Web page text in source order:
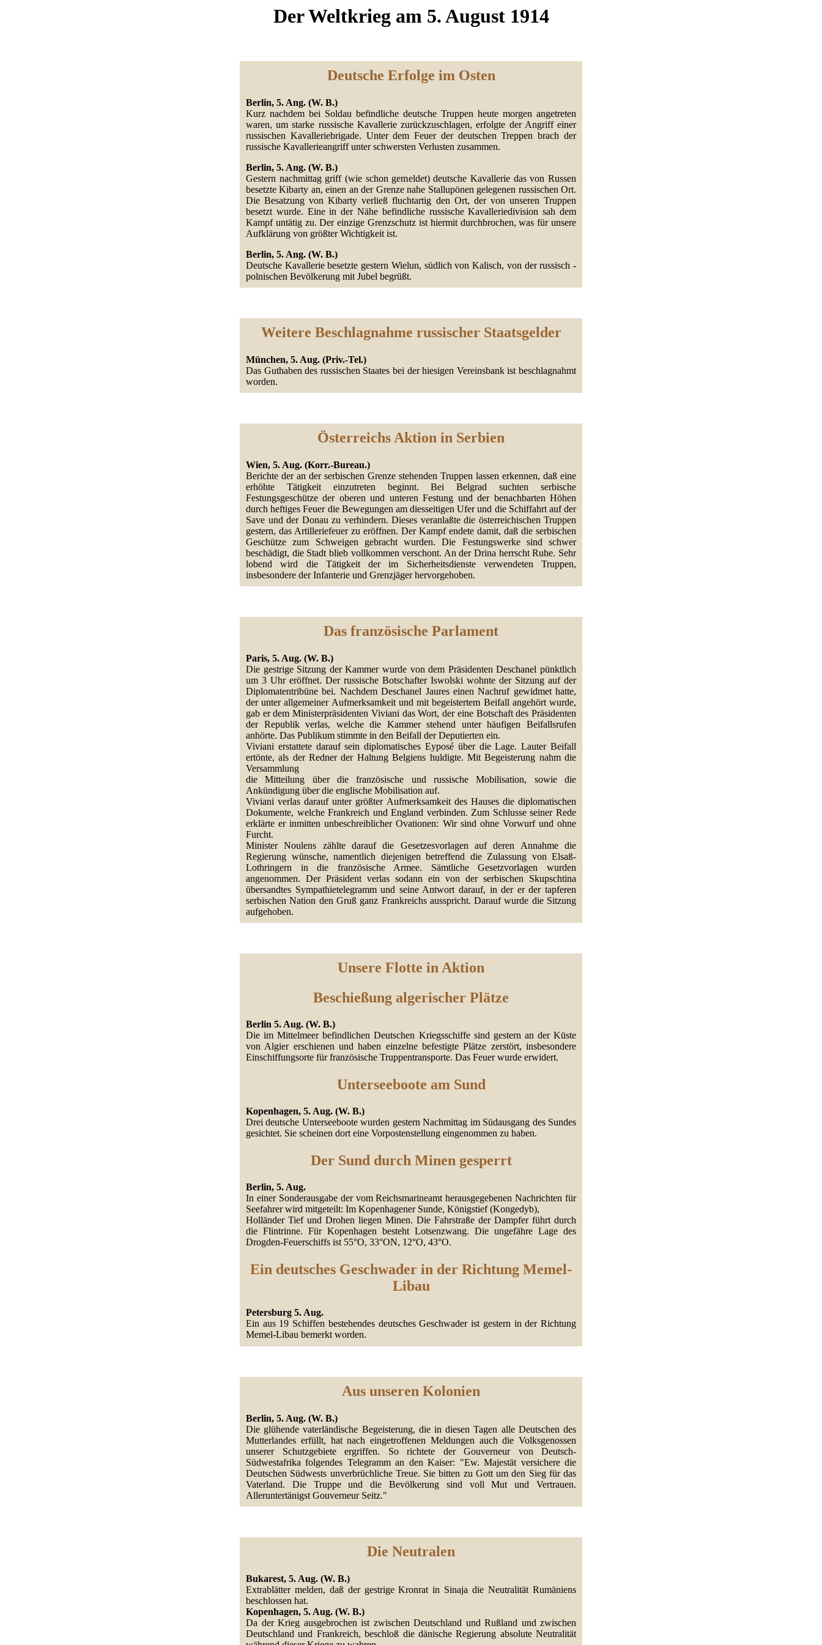
Der Weltkrieg am 5. August 1914
Deutsche Erfolge im Osten
Berlin, 5. Ang. (W. B.)
Kurz nachdem bei Soldau befindliche deutsche Truppen heute morgen angetreten
waren, um starke russische Kavallerie zurückzuschlagen, erfolgte der Angriff einer
russischen Kavalleriebrigade. Unter dem Feuer der deutschen Treppen brach der
russische Kavallerieangriff unter schwersten Verlusten zusammen.
Berlin, 5. Ang. (W. B.)
Gestern nachmittag griff (wie schon gemeldet) deutsche Kavallerie das von Russen
besetzte Kibarty an, einen an der Grenze nahe Stallupönen gelegenen russischen Ort.
Die Besatzung von Kibarty verließ fluchtartig den Ort, der von unseren Truppen
besetzt wurde. Eine in der Nähe befindliche russische Kavalleriedivision sah dem
Kampf untätig zu. Der einzige Grenzschutz ist hiermit durchbrochen, was für unsere
Aufklärung von größter Wichtigkeit ist.
Berlin, 5. Ang. (W. B.)
Deutsche Kavallerie besetzte gestern Wielun, südlich von Kalisch, von der russisch -
polnischen Bevölkerung mit Jubel begrüßt.
Weitere Beschlagnahme russischer Staatsgelder
München, 5. Aug. (Priv.-Tel.)
Das Guthaben des russischen Staates bei der hiesigen Vereinsbank ist beschlagnahmt
worden.
Österreichs Aktion in Serbien
Wien, 5. Aug. (Korr.-Bureau.)
Berichte der an der serbischen Grenze stehenden Truppen lassen erkennen, daß eine
erhöhte Tätigkeit einzutreten beginnt. Bei Belgrad suchten serbische
Festungsgeschütze der oberen und unteren Festung und der benachbarten Höhen
durch heftiges Feuer die Bewegungen am diesseitigen Ufer und die Schiffahrt auf der
Save und der Donau zu verhindern. Dieses veranlaßte die österreichischen Truppen
gestern, das Artilleriefeuer zu eröffnen. Der Kampf endete damit, daß die serbischen
Geschütze zum Schweigen gebracht wurden. Die Festungswerke sind schwer
beschädigt, die Stadt blieb vollkommen verschont. An der Drina herrscht Ruhe. Sehr
lobend wird die Tätigkeit der im Sicherheitsdienste verwendeten Truppen,
insbesondere der Infanterie und Grenzjäger hervorgehoben.
Das französische Parlament
Paris, 5. Aug. (W. B.)
Die gestrige Sitzung der Kammer wurde von dem Präsidenten Deschanel pünktlich
um 3 Uhr eröffnet. Der russische Botschafter Iswolski wohnte der Sitzung auf der
Diplomatentribüne bei. Nachdem Deschanel Jaures einen Nachruf gewidmet hatte,
der unter allgemeiner Aufmerksamkeit und mit begeistertem Beifall angehört wurde,
gab er dem Ministerpräsidenten Viviani das Wort, der eine Botschaft des Präsidenten
der Republik verlas, welche die Kammer stehend unter häufigen Beifallsrufen
anhörte. Das Publikum stimmte in den Beifall der Deputierten ein.
Viviani erstattete darauf sein diplomatisches Eyposé über die Lage. Lauter Beifall
ertönte, als der Redner der Haltung Belgiens huldigte. Mit Begeisterung nahm die
Versammlung
die Mitteilung über die französische und russische Mobilisation, sowie die
Ankündigung über die englische Mobilisation auf.
Viviani verlas darauf unter größter Aufmerksamkeit des Hauses die diplomatischen
Dokumente, welche Frankreich und England verbinden. Zum Schlusse seiner Rede
erklärte er inmitten unbeschreiblicher Ovationen: Wir sind ohne Vorwurf und ohne
Furcht.
Minister Noulens zählte darauf die Gesetzesvorlagen auf deren Annahme die
Regierung wünsche, namentlich diejenigen betreffend die Zulassung von Elsaß-
Lothringern in die französische Armee. Sämtliche Gesetzvorlagen wurden
angenommen. Der Präsident verlas sodann ein von der serbischen Skupschtina
übersandtes Sympathietelegramm und seine Antwort darauf, in der er der tapferen
serbischen Nation den Gruß ganz Frankreichs ausspricht. Darauf wurde die Sitzung
aufgehoben.
Unsere Flotte in Aktion
Beschießung algerischer Plätze
Berlin 5. Aug. (W. B.)
Die im Mittelmeer befindlichen Deutschen Kriegsschiffe sind gestern an der Küste
von Algier erschienen und haben einzelne befestigte Plätze zerstört, insbesondere
Einschiffungsorte für französische Truppentransporte. Das Feuer wurde erwidert.
Unterseeboote am Sund
Kopenhagen, 5. Aug. (W. B.)
Drei deutsche Unterseeboote wurden gestern Nachmittag im Südausgang des Sundes
gesichtet. Sie scheinen dort eine Vorpostenstellung eingenommen zu haben.
Der Sund durch Minen gesperrt
Berlin, 5. Aug.
In einer Sonderausgabe der vom Reichsmarineamt herausgegebenen Nachrichten für
Seefahrer wird mitgeteilt: Im Kopenhagener Sunde, Königstief (Kongedyb),
Holländer Tief und Drohen liegen Minen. Die Fahrstraße der Dampfer führt durch
die Flintrinne. Für Kopenhagen besteht Lotsenzwang. Die ungefähre Lage des
Drogden-Feuerschiffs ist 55°O, 33°ON, 12°O, 43°O.
Ein deutsches Geschwader in der Richtung Memel-
Libau
Petersburg 5. Aug.
Ein aus 19 Schiffen bestehendes deutsches Geschwader ist gestern in der Richtung
Memel-Libau bemerkt worden.
Aus unseren Kolonien
Berlin, 5. Aug. (W. B.)
Die glühende vaterländische Begeisterung, die in diesen Tagen alle Deutschen des
Mutterlandes erfüllt, hat nach eingetroffenen Meldungen auch die Volksgenossen
unserer Schutzgebiete ergriffen. So richtete der Gouverneur von Deutsch-
Südwestafrika folgendes Telegramm an den Kaiser: "Ew. Majestät versichere die
Deutschen Südwests unverbrüchliche Treue. Sie bitten zu Gott um den Sieg für das
Vaterland. Die Truppe und die Bevölkerung sind voll Mut und Vertrauen.
Alleruntertänigst Gouverneur Seitz."
Die Neutralen
Bukarest, 5. Aug. (W. B.)
Extrablätter melden, daß der gestrige Kronrat in Sinaja die Neutralität Rumäniens
beschlossen hat.
Kopenhagen, 5. Aug. (W. B.)
Da der Krieg ausgebrochen ist zwischen Deutschland und Rußland und zwischen
Deutschland und Frankreich, beschloß die dänische Regierung absolute Neutralität